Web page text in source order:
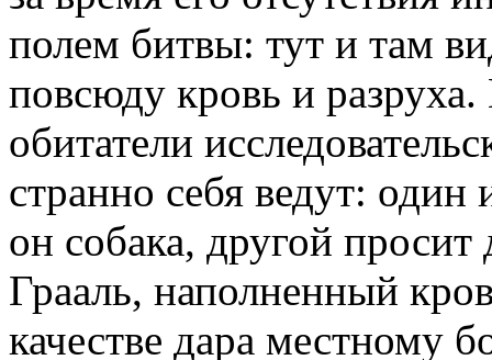
полем битвы: тут и там
повсюду кровь и
обитатели
странно себя ведут: один
он собака, другой
Грааль, наполненный
качестве дара местному